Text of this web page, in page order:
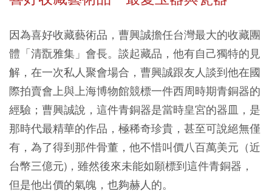
因為喜好收藏藝術品，曹興誠擔任台灣最大的收藏團
體「清翫雅集」會長。談起藏品，他有自己獨特的見
解，在一次私人聚會場合，曹興誠跟友人談到他在國
際拍賣會上與上海博物館競標一件西周時期青銅器的
經驗；曹興誠說，這件青銅器是當時皇宮的器皿，是
那時代最精華的作品，極稀奇珍貴，甚至可說絕無僅
有，為了得到那件骨董，他不惜叫價八百萬美元（近
台幣三億元)，雖然後來未能如願標到這件青銅器，
但是他出價的氣魄，也夠赫人的。